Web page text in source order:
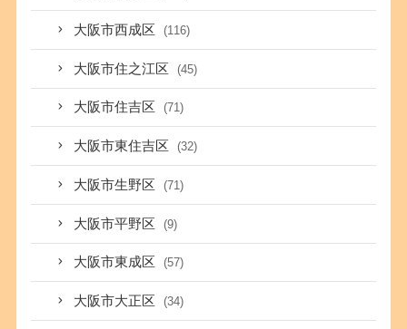
大阪市西成区 (116)
大阪市住之江区 (45)
大阪市住吉区 (71)
大阪市東住吉区 (32)
大阪市生野区 (71)
大阪市平野区 (9)
大阪市東成区 (57)
大阪市大正区 (34)